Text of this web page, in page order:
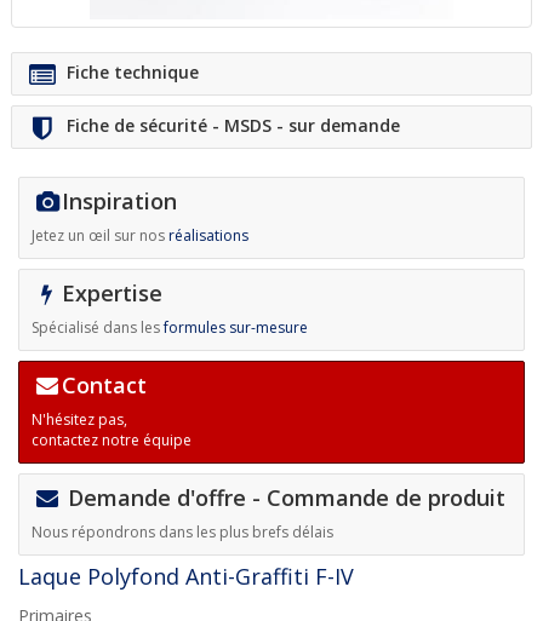
Fiche technique
Fiche de sécurité - MSDS - sur demande
Inspiration
Jetez un œil sur nosréalisations
Expertise
Spécialisé dans lesformules sur-mesure
Contact
N'hésitez pas,
contactez notre équipe
Demande d'offre - Commande de produit
Nous répondrons dans les plus brefs délais
Laque Polyfond Anti-Graffiti F-IV
Primaires